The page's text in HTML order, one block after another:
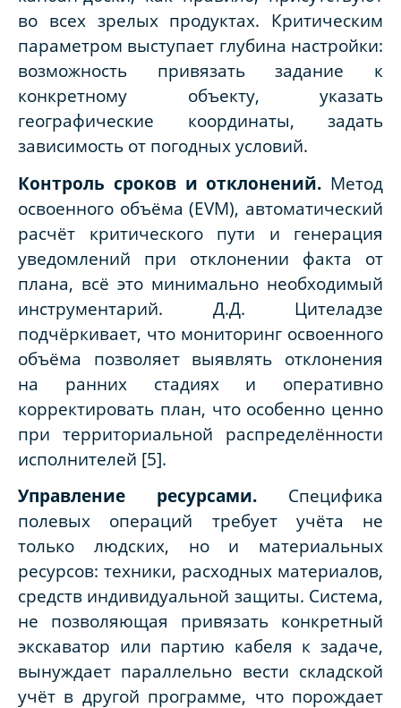
во всех зрелых продуктах. Критическим
параметром выступает глубина настройки:
возможность привязать задание к
конкретному объекту, указать
географические координаты, задать
зависимость от погодных условий.
Контроль сроков и отклонений. Метод
освоенного объёма (EVM), автоматический
расчёт критического пути и генерация
уведомлений при отклонении факта от
плана, всё это минимально необходимый
инструментарий. Д.Д. Цителадзе
подчёркивает, что мониторинг освоенного
объёма позволяет выявлять отклонения
на ранних стадиях и оперативно
корректировать план, что особенно ценно
при территориальной распределённости
исполнителей [5].
Управление ресурсами. Специфика
полевых операций требует учёта не
только людских, но и материальных
ресурсов: техники, расходных материалов,
средств индивидуальной защиты. Система,
не позволяющая привязать конкретный
экскаватор или партию кабеля к задаче,
вынуждает параллельно вести складской
учёт в другой программе, что порождает